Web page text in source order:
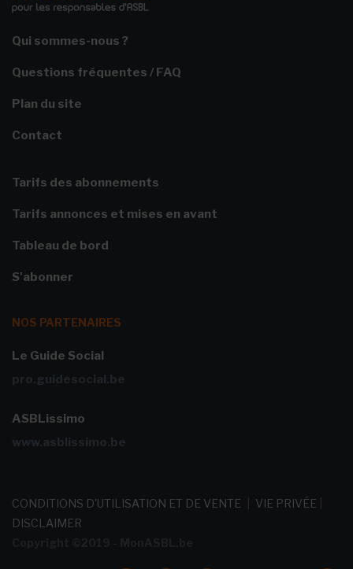
Qui sommes-nous ?
Questions fréquentes / FAQ
Plan du site
Contact
Tarifs des abonnements
Tarifs annonces et mises en avant
Tableau de bord
S'abonner
NOS PARTENAIRES
Le Guide Social
pro.guidesocial.be
ASBLissimo
www.asblissimo.be
CONDITIONS D'UTILISATION ET DE VENTE VIE PRIVÉE
DISCLAIMER